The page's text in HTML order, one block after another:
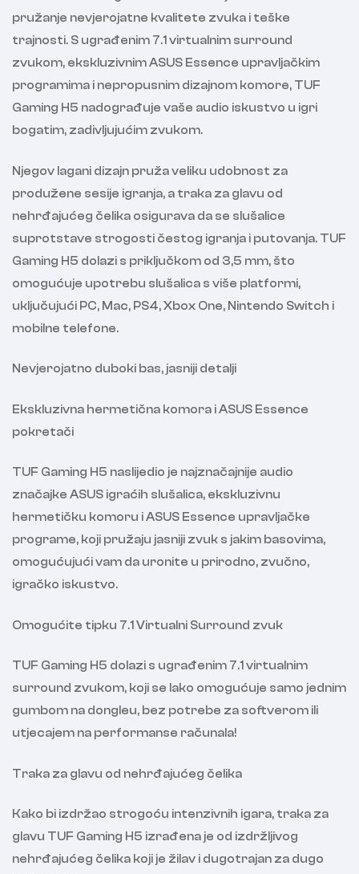
pružanje nevjerojatne kvalitete zvuka i teške
trajnosti. S ugrađenim 7.1 virtualnim surround
zvukom, ekskluzivnim ASUS Essence upravljačkim
programima i nepropusnim dizajnom komore, TUF
Gaming H5 nadograđuje vaše audio iskustvo u igri
bogatim, zadivljujućim zvukom.
Njegov lagani dizajn pruža veliku udobnost za
produžene sesije igranja, a traka za glavu od
nehrđajućeg čelika osigurava da se slušalice
suprotstave strogosti čestog igranja i putovanja. TUF
Gaming H5 dolazi s priključkom od 3,5 mm, što
omogućuje upotrebu slušalica s više platformi,
uključujući PC, Mac, PS4, Xbox One, Nintendo Switch i
mobilne telefone.
Nevjerojatno duboki bas, jasniji detalji
Ekskluzivna hermetična komora i ASUS Essence
pokretači
TUF Gaming H5 naslijedio je najznačajnije audio
značajke ASUS igraćih slušalica, ekskluzivnu
hermetičku komoru i ASUS Essence upravljačke
programe, koji pružaju jasniji zvuk s jakim basovima,
omogućujući vam da uronite u prirodno, zvučno,
igračko iskustvo.
Omogućite tipku 7.1 Virtualni Surround zvuk
TUF Gaming H5 dolazi s ugrađenim 7.1 virtualnim
surround zvukom, koji se lako omogućuje samo jednim
gumbom na dongleu, bez potrebe za softverom ili
utjecajem na performanse računala!
Traka za glavu od nehrđajućeg čelika
Kako bi izdržao strogoću intenzivnih igara, traka za
glavu TUF Gaming H5 izrađena je od izdržljivog
nehrđajućeg čelika koji je žilav i dugotrajan za dugo